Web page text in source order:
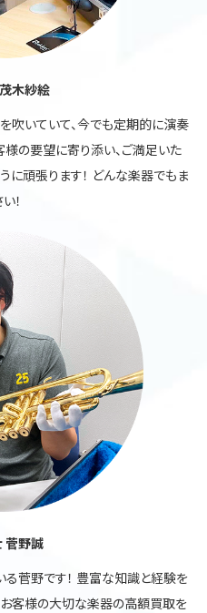
木紗絵
吹いていて、今でも定期的に演奏
様の要望に寄り添い、ご満足いた
に頑張ります！ どんな楽器でもま
！
菅野誠
る菅野です！ 豊富な知識と経験を
客様の大切な楽器の高額買取を